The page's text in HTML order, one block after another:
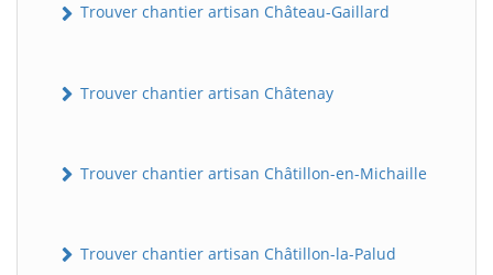
Trouver chantier artisan Château-Gaillard
Trouver chantier artisan Châtenay
Trouver chantier artisan Châtillon-en-Michaille
Trouver chantier artisan Châtillon-la-Palud